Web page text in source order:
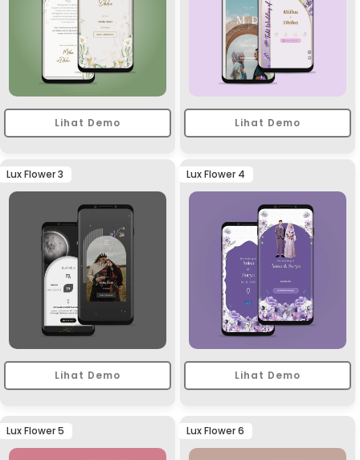
Lihat Demo Lihat Demo
Lux Flower 3
Lihat Demo Lihat Demo
Lux Flower 4
Lux Flower 5 Lux Flower 6